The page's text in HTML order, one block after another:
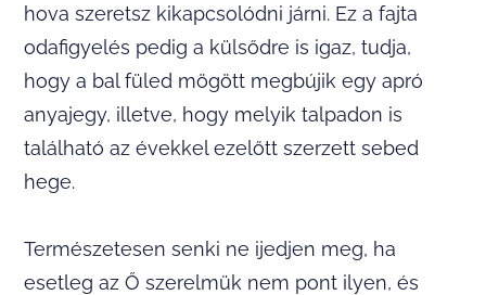
hova szeretsz kikapcsolódni járni. Ez a fajta
odafigyelés pedig a külsődre is igaz, tudja,
hogy a bal füled mögött megbújik egy apró
anyajegy, illetve, hogy melyik talpadon is
található az évekkel ezelőtt szerzett sebed
hege.
Természetesen senki ne ijedjen meg, ha
esetleg az Ő szerelmük nem pont ilyen, és